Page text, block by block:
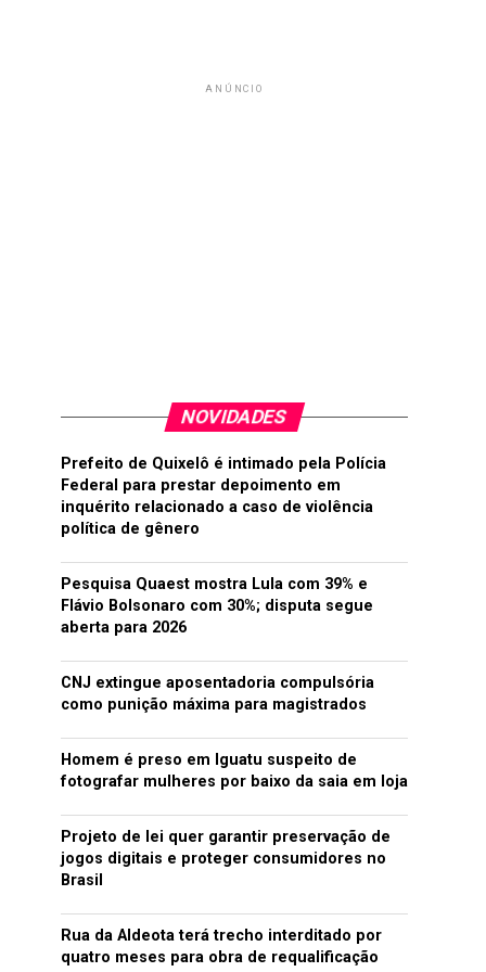
ANÚNCIO
NOVIDADES
Prefeito de Quixelô é intimado pela Polícia
Federal para prestar depoimento em
inquérito relacionado a caso de violência
política de gênero
Pesquisa Quaest mostra Lula com 39% e
Flávio Bolsonaro com 30%; disputa segue
aberta para 2026
CNJ extingue aposentadoria compulsória
como punição máxima para magistrados
Homem é preso em Iguatu suspeito de
fotografar mulheres por baixo da saia em loja
Projeto de lei quer garantir preservação de
jogos digitais e proteger consumidores no
Brasil
Rua da Aldeota terá trecho interditado por
quatro meses para obra de requalificação